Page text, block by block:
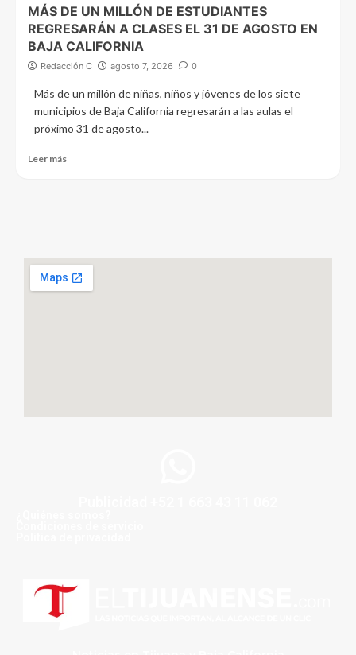
MÁS DE UN MILLÓN DE ESTUDIANTES
REGRESARÁN A CLASES EL 31 DE AGOSTO EN
BAJA CALIFORNIA
Redacción C agosto 7, 2026 0
Más de un millón de niñas, niños y jóvenes de los siete
municipios de Baja California regresarán a las aulas el
próximo 31 de agosto...
Leer más